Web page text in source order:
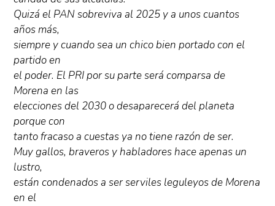
Quizá el PAN sobreviva al 2025 y a unos cuantos
años más,
siempre y cuando sea un chico bien portado con el
partido en
el poder. El PRI por su parte será comparsa de
Morena en las
elecciones del 2030 o desaparecerá del planeta
porque con
tanto fracaso a cuestas ya no tiene razón de ser.
Muy gallos, braveros y habladores hace apenas un
lustro,
están condenados a ser serviles leguleyos de Morena
en el